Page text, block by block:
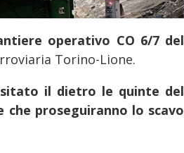
operativo CO 6/7 del
Torino-Lione.
il dietro le quinte del
proseguiranno lo scavo